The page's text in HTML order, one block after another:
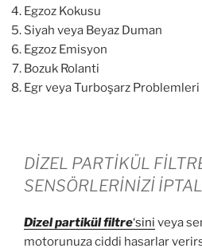
Egzoz Kokusu
Siyah veya Beyaz Duman
Egzoz Emisyon
Bozuk Rolanti
Egr veya Turboşarz Problemleri
DİZEL PARTİKÜL
SENSÖRLERİNİZİ
Dizel partikülfiltre‘sini veya
motorunuza ciddi hasarlar